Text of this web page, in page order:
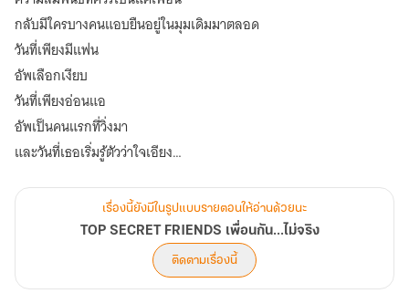
กลับมีใครบางคนแอบยืนอยู่ในมุมเดิมมาตลอด
วันที่เพียงมีแฟน
อัพเลือกเงียบ
วันที่เพียงอ่อนแอ
อัพเป็นคนแรกที่วิ่งมา
และวันที่เธอเริ่มรู้ตัวว่าใจเอียง
นี่ไม่ใช่เรื่องรักที่เริ่มต้นด้วยคำว่า “คบกันไหม”
แต่มันคือเรื่องของ
เรื่องนี้ยังมีในรูปแบบรายตอนให้อ่านด้วยนะ
TOP SECRET FRIENDS เพื่อนกัน...ไม่จริง
ติดตามเรื่องนี้